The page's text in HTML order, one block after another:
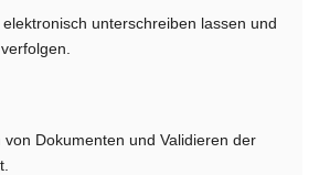
unterschreiben lassen und
von Dokumenten und Validieren der